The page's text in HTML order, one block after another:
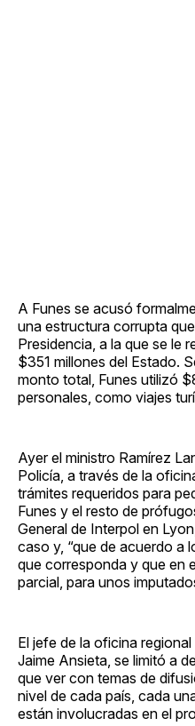
A Funes se acusó
una estructura corrupta
Presidencia, a la que se le
$351 millones del Estado.
monto total, Funes utilizó
personales, como viajes
Ayer el ministro Ramírez
Policía, a través de la
trámites requeridos para
Funes y el resto de
General de Interpol en
caso y, “que de acuerdo a
que corresponda y que en
parcial, para unos
El jefe de la oficina
Jaime Ansieta, se limitó a
que ver con temas de
nivel de cada país, cada
están involucradas en el